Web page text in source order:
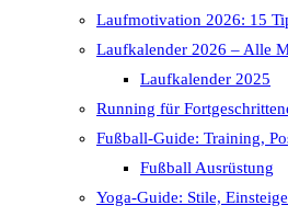
Laufmotivation 2026: 15
Laufkalender 2026 – Alle
Laufkalender 2025
Running für
Fußball-Guide: Training,
Fußball Ausrüstung
Yoga-Guide: Stile,